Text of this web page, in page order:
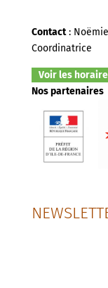
Contact: Noëmie
Coordinatrice
Voir les
Nos partenaires